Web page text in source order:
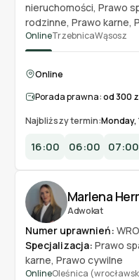
nieruchomości, Prawo
rodzinne, Prawo karne,
OnlineTrzebnicaWąsosz
Online
Porada prawna:od 300
Najbliższy termin:Monday,
16:00 06:00 07:00
Adwokat
Marlena
Numer uprawnień:
Specjalizacja: Prawo
karne, Prawo cywilne
OnlineOleśnica